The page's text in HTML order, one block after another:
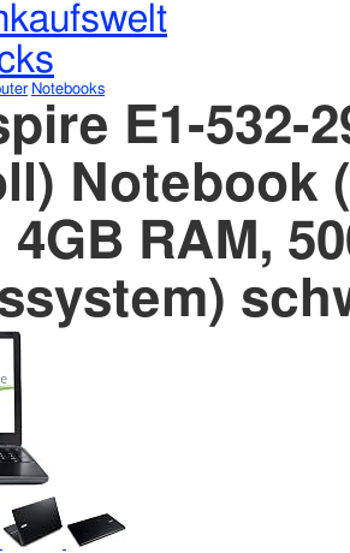
Notebooks
E1-532-
Notebook
4GB RAM,